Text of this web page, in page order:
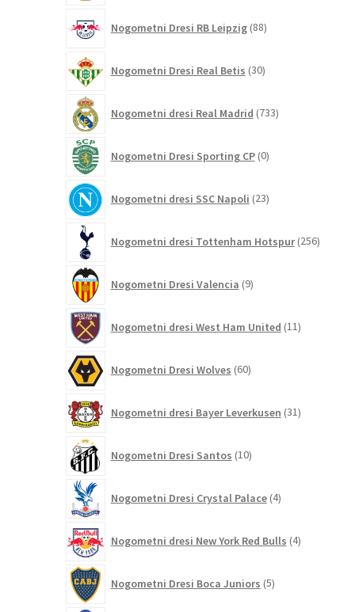
Nogometni Dresi RB Leipzig 88izdelkov
Nogometni Dresi Real Betis 30izdelkov
Nogometni dresi Real Madrid 733izdelkov
Nogometni Dresi Sporting CP 0izdelkov
Nogometni dresi SSC Napoli 23izdelkov
Nogometni dresi Tottenham Hotspur 256
Nogometni Dresi Valencia 9izdelkov
Nogometni dresi West Ham United 11izdelkov
Nogometni Dresi Wolves 60izdelkov
Nogometni dresi Bayer Leverkusen 31izdelkov
Nogometni Dresi Santos 10izdelkov
Nogometni Dresi Crystal Palace 4izdelki
Nogometni dresi New York Red Bulls 4izdelki
Nogometni Dresi Boca Juniors 5izdelkov